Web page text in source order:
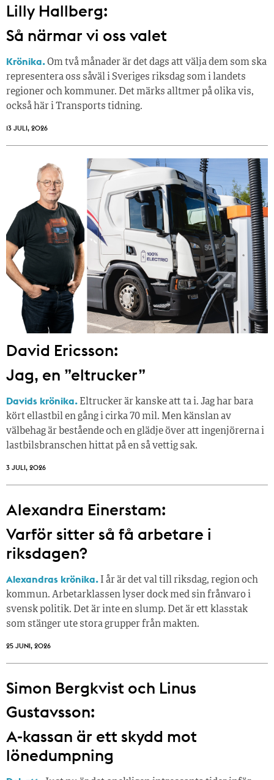
Lilly Hallberg:
Så närmar vi oss valet
Krönika.Om två månader är det dags att välja dem som ska
representera oss såväl i Sveriges riksdag som i landets
regioner och kommuner. Det märks alltmer på olika vis,
också här i Transports tidning.
13 JULI, 2026
David Ericsson:
Jag, en ”eltrucker”
Davids krönika. Eltrucker är kanske att ta i. Jag har bara
kört ellastbil en gång i cirka 70 mil. Men känslan av
välbehag är bestående och en glädje över att ingenjörerna i
lastbilsbranschen hittat på en så vettig sak.
3 JULI, 2026
Alexandra Einerstam:
Varför sitter så få ­arbetare i
riksdagen?
Alexandras krönika. I år är det val till riksdag, region och
kommun. Arbetarklassen lyser dock med sin frånvaro i
svensk politik. Det är inte en slump. Det är ett klasstak
som stänger ute stora grupper från makt­en.
25 JUNI, 2026
Simon Bergkvist och Linus
Gustavsson:
A-kassan är ett skydd mot
lönedumpning